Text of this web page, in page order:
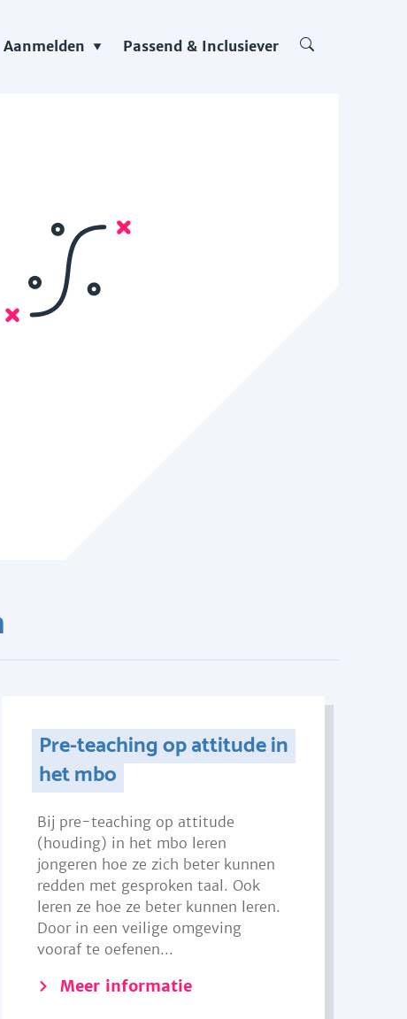
Aanmelden Passend & Inclusiever
Pre-teaching op attitude in
het mbo
Bij pre-teaching op attitude
(houding) in het mbo leren
jongeren hoe ze zich beter kunnen
redden met gesproken taal. Ook
leren ze hoe ze beter kunnen leren.
Door in een veilige omgeving
vooraf te oefenen...
Meer informatie